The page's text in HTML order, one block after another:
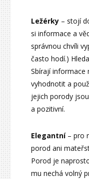
Ležérky – stojí
si informace a
správnou chvíli
často hodí.)
Sbírají informace
vyhodnotit a
jejich porody
a pozitivní.
Elegantní– pro
porod ani
Porod je
mu nechá volný